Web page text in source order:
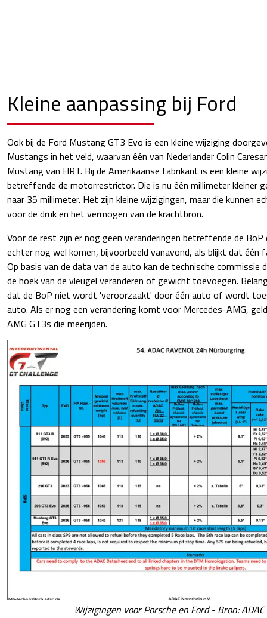
Kleine aanpassing bij Ford
Ook bij de Ford Mustang GT3 Evo is een kleine wijziging
Mustangs in het veld, waarvan één van Nederlander Colin
Mustang van HRT. Bij de Amerikaanse fabrikant is een kleine
betreffende de motorrestrictor. Die is nu één millimeter kleiner
naar 35 millimeter. Het zijn kleine wijzigingen, maar die kunnen
voor de druk en het vermogen van de krachtbron.
Voor de rest zijn er nog geen veranderingen betreffende de
echter nog wel komen, bijvoorbeeld vanavond, als blijkt dat één
Op basis van de data van de auto kan de technische commissie
de hoek van de vleugel veranderen of gewicht toevoegen.
dat de BoP niet wordt 'veroorzaakt' door één auto of wordt
auto. Als er nog een verandering komt voor Mercedes-AMG,
AMG GT3s die meerijden.
Wijzigingen voor Porsche en Ford - Bron: